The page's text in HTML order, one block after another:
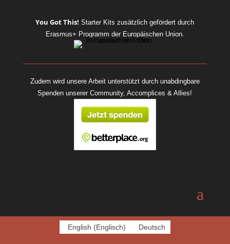
You Got This! Starter Kits zusätzlich gefördert durch
Erasmus+ Programm der Europäischen Union.
Zudem wird unsere Arbeit unterstützt durch unabdingbare
Spenden unserer Community, Accomplices & Allies!
English (Englisch) Deutsch